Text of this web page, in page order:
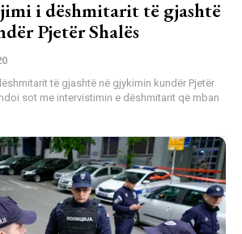
i dëshmitarit të gjashtë
Pjetër Shalës
të gjashtë në gjykimin kundër Pjetër
sot me intervistimin e dëshmitarit që mban